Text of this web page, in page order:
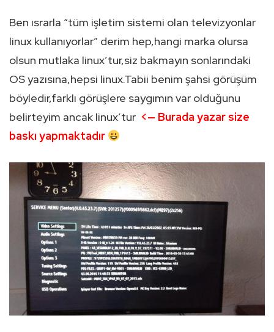
Ben ısrarla “tüm işletim sistemi olan televizyonlar
linux kullanıyorlar” derim hep,hangi marka olursa
olsun mutlaka linux’tur,siz bakmayın sonlarındaki
OS yazısına,hepsi linux.Tabii benim şahsi görüşüm
böyledir,farklı görüşlere saygımın var olduğunu
belirteyim ancak linux’tur <— Burada yazar size
baskı yapmaktadır